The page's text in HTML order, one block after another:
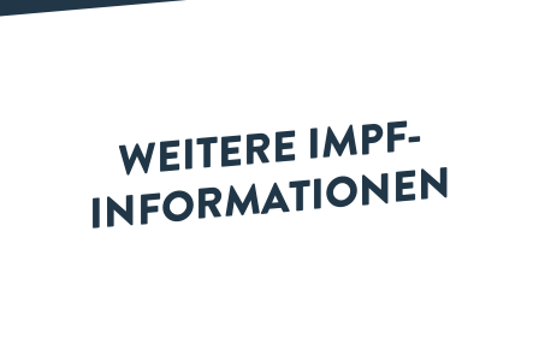
WEITE
RE I
MPF-
I
NF
O
R
M
ATI
O
NE
N